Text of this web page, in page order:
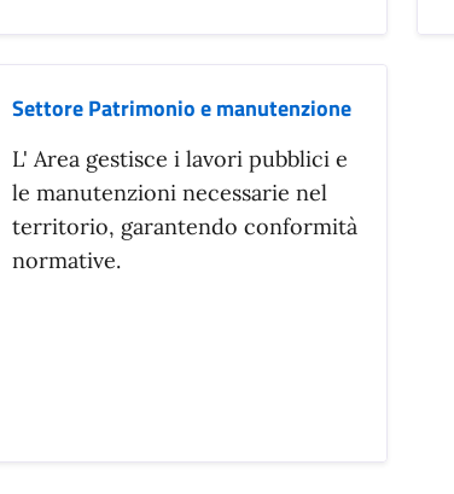
Settore Patrimonio e manutenzione
L' Area gestisce i lavori pubblici e
le manutenzioni necessarie nel
territorio, garantendo conformità
normative.